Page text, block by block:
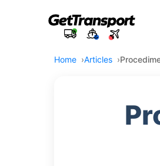
Home Articles